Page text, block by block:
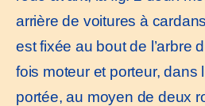
arrière de voitures à
est fixée au bout de l’arbre
fois moteur et porteur, dans
portée, au moyen de deux